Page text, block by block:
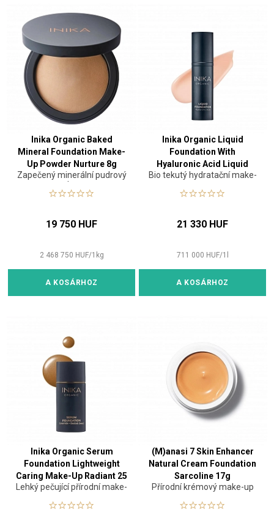
Inika Organic Baked
Mineral Foundation Make-
Up Powder Nurture 8g
Zapečený minerální pudrový
make-up
19 750 HUF
2 468 750 HUF/1 kg
A KOSÁRHOZ
Inika Organic Liquid
Foundation With
Hyaluronic Acid Liquid
Make-Up Porcelain 30 ml
Bio tekutý hydratační make-
21 330 HUF
711 000 HUF/1
A KOSÁRHOZ
Inika Organic Serum
Foundation Lightweight
Caring Make-Up Radiant 25
ml
Lehký pečující přírodní make-
(M)anasi 7 Skin Enhancer
Natural Cream Foundation
Sarcoline 17g
Přírodní krémový make-up